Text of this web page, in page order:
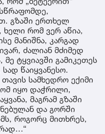
გზაში ერთხელ
რომ ვერ აწია,
მანიშნა, კარგად
ძალიან მძიმედ
ტყვიავში გამიკეთეს
წაიყვანესო.
სამხედრო ექიმი
იყო დაჭრილი,
მაგრამ გზაში
და გორში
როგორც მითხრეს,